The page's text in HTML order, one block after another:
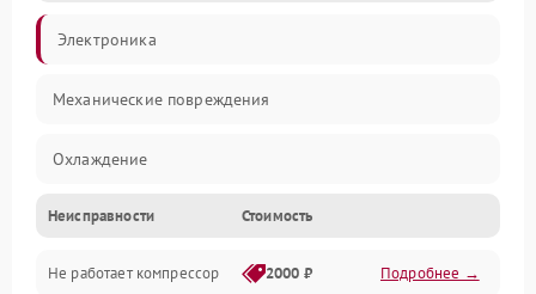
Электроника
Механические повреждения
Охлаждение
Механика
Электропитание
Неисправности Стоимость
Не работает компрессор 2000 ₽ Подробнее →